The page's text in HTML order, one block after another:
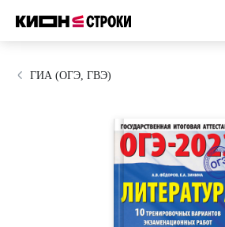
ГИА (ОГЭ, ГВЭ)